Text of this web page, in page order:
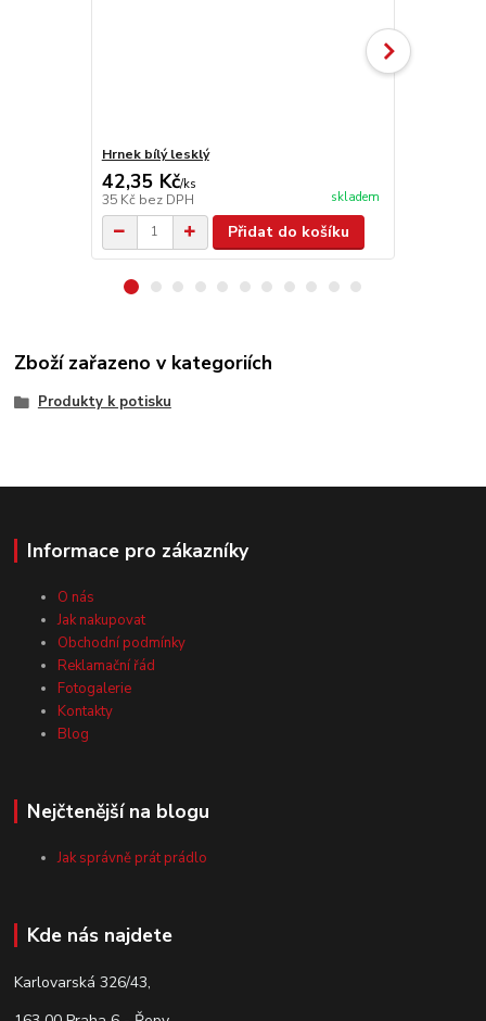
Hrnek bílý lesklý
42,35 Kč/ks
35 Kč bez DPH skladem
Přidat do košíku
Zboží zařazeno v kategoriích
Produkty k potisku
Informace pro zákazníky
O nás
Jak nakupovat
Obchodní podmínky
Reklamační řád
Fotogalerie
Kontakty
Blog
Nejčtenější na blogu
Jak správně prát prádlo
Kde nás najdete
Karlovarská 326/43,